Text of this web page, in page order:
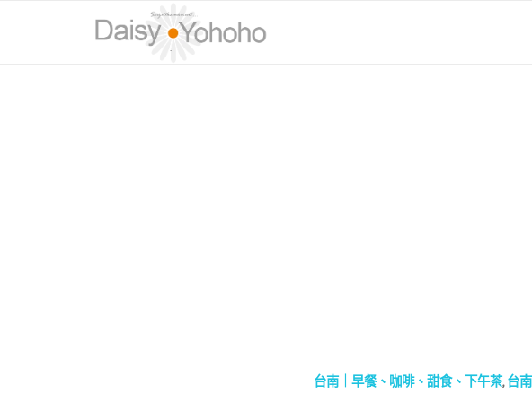
台南｜早餐、咖啡、甜食、下午茶,台